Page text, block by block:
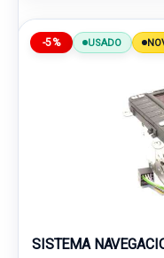
-5% USADO
SISTEMA